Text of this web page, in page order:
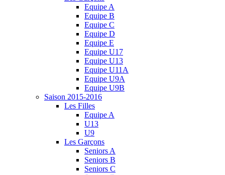
Equipe A
Equipe B
Equipe C
Equipe D
Equipe E
Equipe U17
Equipe U13
Equipe U11A
Equipe U9A
Equipe U9B
Saison 2015-2016
Les Filles
Equipe A
U13
U9
Les Garçons
Seniors A
Seniors B
Seniors C